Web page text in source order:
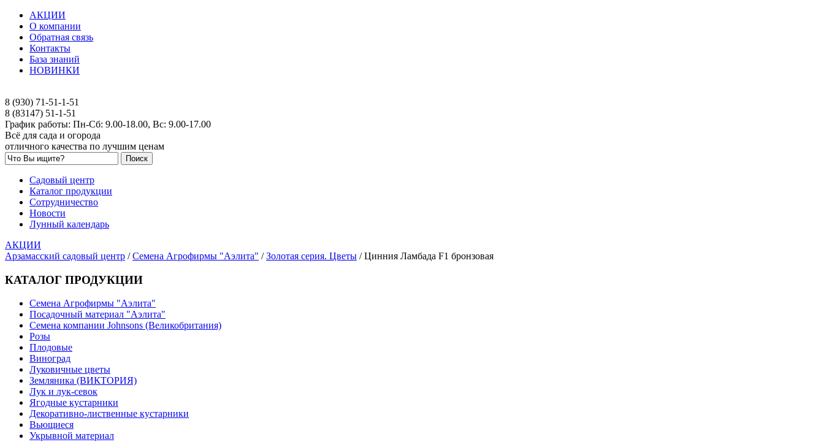
АКЦИИ
О компании
Обратная связь
Контакты
База знаний
НОВИНКИ
8 (930) 71-51-1-51
8 (83147) 51-1-51
График работы: Пн-Сб: 9.00-18.00, Вс: 9.00-17.00
Всё для сада и огорода
отличного качества по лучшим ценам
Садовый центр
Каталог продукции
Сотрудничество
Новости
Лунный календарь
АКЦИИ
Арзамасский садовый центр /Семена Агрофирмы "Аэлита" /Золотая серия. Цветы /Цинния Ламбада F1 бронзовая
КАТАЛОГ ПРОДУКЦИИ
Семена Агрофирмы "Аэлита"
Посадочный материал "Аэлита"
Семена компании Johnsons (Великобритания)
Розы
Плодовые
Виноград
Луковичные цветы
Земляника (ВИКТОРИЯ)
Лук и лук-севок
Ягодные кустарники
Декоративно-лиственные кустарники
Вьющиеся
Укрывной материал